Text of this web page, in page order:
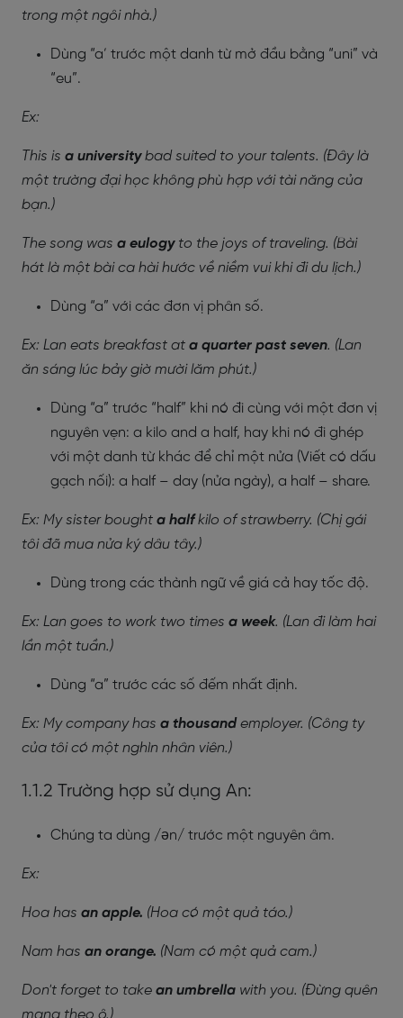
trong một ngôi nhà.)
Dùng “a’ trước một danh từ mở đầu bằng “uni” và
“eu”.
Ex:
This is a universitybad suited to your talents. (Đây là
một trường đại học không phù hợp với tài năng của
bạn.)
The song was a eulogyto the joys of traveling. (Bài
hát là một bài ca hài hước về niềm vui khi đi du lịch.)
Dùng “a” với các đơn vị phân số.
Ex: Lan eats breakfast at a quarter past seven. (Lan
ăn sáng lúc bảy giờ mười lăm phút.)
Dùng “a” trước “half” khi nó đi cùng với một đơn vị
nguyên vẹn: a kilo and a half, hay khi nó đi ghép
với một danh từ khác để chỉ một nửa (Viết có dấu
gạch nối): a half – day (nửa ngày), a half – share.
Ex: My sister bought a halfkilo of strawberry. (Chị gái
tôi đã mua nửa ký dâu tây.)
Dùng trong các thành ngữ về giá cả hay tốc độ.
Ex: Lan goes to work two times a week. (Lan đi làm hai
lần một tuần.)
Dùng “a” trước các số đếm nhất định.
Ex: My company has a thousand employer. (Công ty
của tôi có một nghìn nhân viên.)
1.1.2 Trường hợp sử dụng An:
Chúng ta dùng /ən/ trước một nguyên âm.
Ex:
Hoa has an apple. (Hoa có một quả táo.)
Nam has an orange. (Nam có một quả cam.)
Don't forget to take an umbrella with you. (Đừng quên
mang theo ô.)